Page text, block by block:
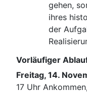
gehen,
ihres
der
Vorläufiger
Freitag, 14.
17 Uhr